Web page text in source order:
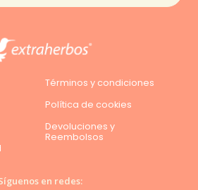
Términos y condiciones
Política de cookies
Devoluciones y
Reembolsos
en redes: